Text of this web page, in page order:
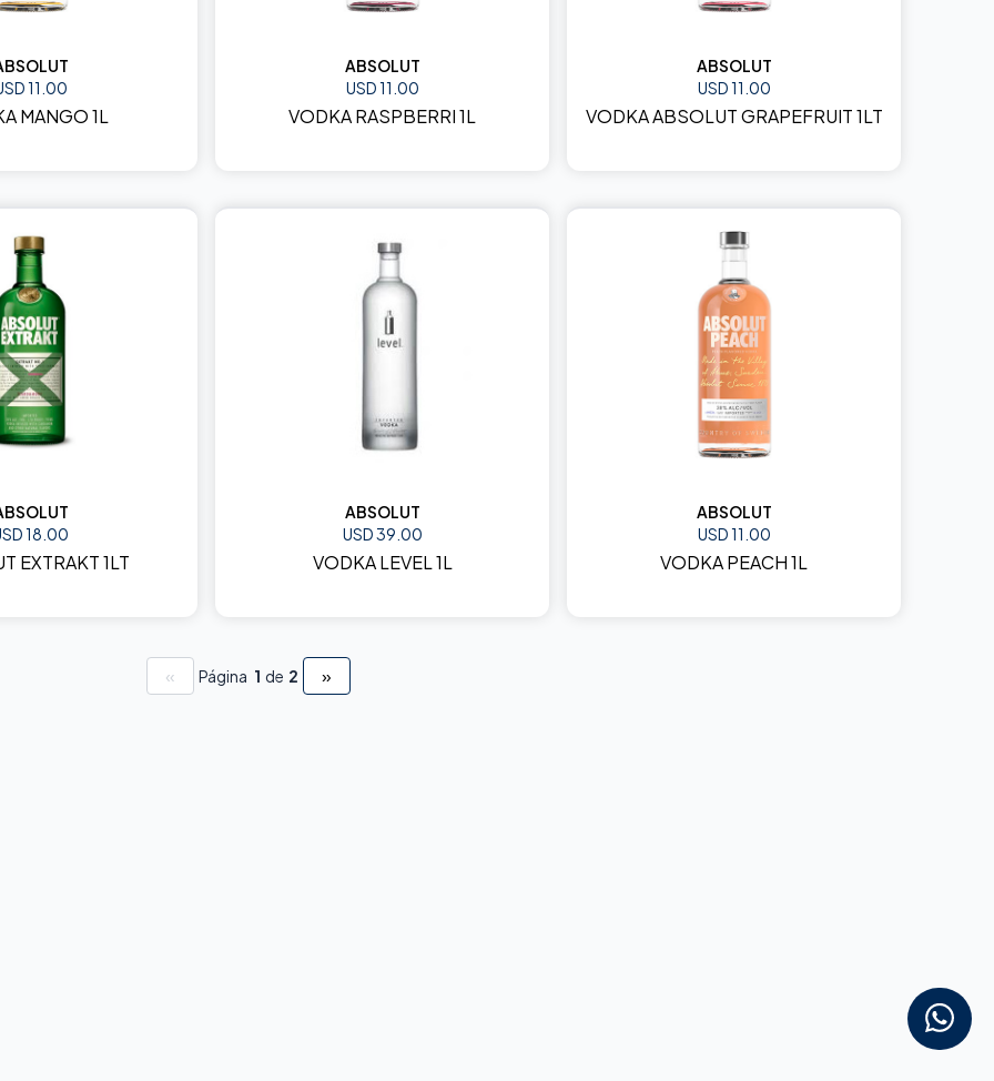
11.00
MANGO 1L
ABSOLUT
USD 11.00
VODKA RASPBERRI 1L
ABSOLUT
USD 11.00
VODKA ABSOLUT GRAPEFRUIT 1LT
18.00
EXTRAKT 1LT
ABSOLUT
USD 39.00
VODKA LEVEL 1L
ABSOLUT
USD 11.00
VODKA PEACH 1L
« Página 1 de 2 »